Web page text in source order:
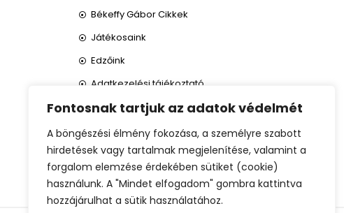
Fontosnak tartjuk az adatok védelmét
A böngészési élmény fokozása, a személyre szabott
hirdetések vagy tartalmak megjelenítése, valamint a
forgalom elemzése érdekében sütiket (cookie)
használunk. A "Mindet elfogadom" gombra kattintva
hozzájárulhat a sütik használatához.
Békeffy Gábor Cikkek
Játékosaink
Edzőink
Adatkezelési tájékoztató